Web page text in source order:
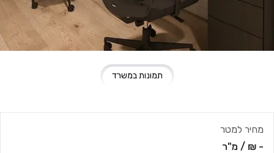
תמונות במשרד
מחיר למטר
- ₪
/ מ"ר